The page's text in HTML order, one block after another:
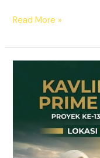
Read More »
–
Prime